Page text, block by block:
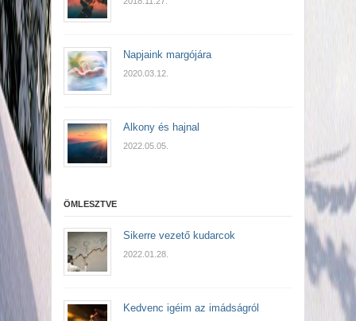
Napjaink margójára
2020.03.12.
Alkony és hajnal
2022.05.05.
ÖMLESZTVE
Sikerre vezető kudarcok
2022.01.28.
Kedvenc igéim az imádságról